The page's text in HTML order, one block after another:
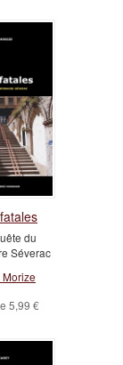
du
Séverac
5,99 €